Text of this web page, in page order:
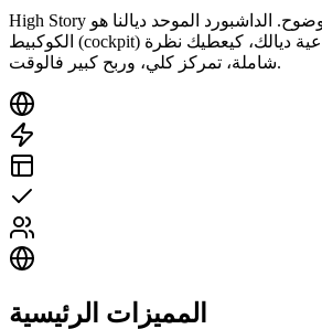
High Story كتحول هاد الروينة لوضوح. الداشبورد الموحد ديالنا هو
الكوكبيط (cockpit) د الاستراتيجية الاجتماعية ديالك، كيعطيك نظرة
شاملة، تمركز كلي، وربح كبير فالوقت.
المميزات الرئيسية